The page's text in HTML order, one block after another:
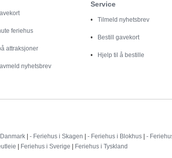
feriehus
attraksjoner
nyhetsbrev
Service
Tilmeld nyhetsbrev
Bestill gavekort
Hjelp til å bestille
| - Feriehus i Skagen | - Feriehus i Blokhus | -
| Feriehus i Sverige | Feriehus i Tyskland